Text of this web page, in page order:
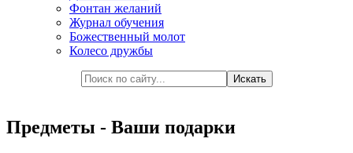
Фонтан желаний
Журнал обучения
Божественный молот
Колесо дружбы
Предметы - Ваши подарки